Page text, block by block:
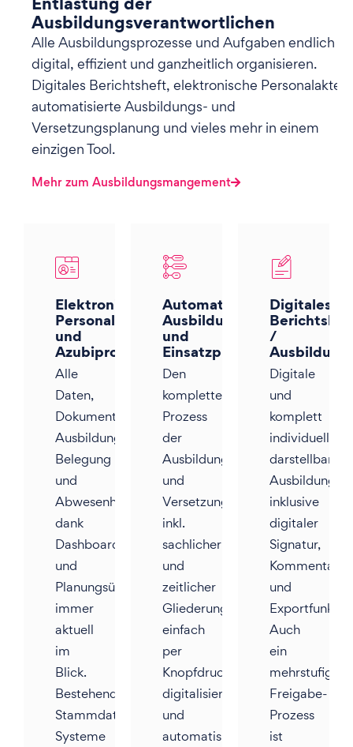
Ausbildungsverantwortlichen
Alle Ausbildungsprozesse und Aufgaben endlich
digital, effizient und ganzheitlich organisieren.
Digitales Berichtsheft, elektronische Personalakte,
automatisierte Ausbildungs- und
Versetzungsplanung und vieles mehr in einem
einzigen Tool.
Mehr zum Ausbildungsmangement
Elektronische
Personalakte
und
Azubiprofile
Alle
Daten,
Dokumente,
Ausbildungsfortschritte,
Belegung
und
Abwesenheiten
dank
Dashboard
und
Planungsübersicht
immer
aktuell
im
Blick.
Bestehende
Stammdaten-
Systeme
Automatisierte
Ausbildungs-
und
Einsatzplanung
Den
kompletten
Prozess
der
Ausbildungs-
und
Versetzungsplanung
inkl.
sachlicher
und
zeitlicher
Gliederung
einfach
per
Knopfdruck
digitalisieren
und
automatisieren.
Digitales
/
Digitale
und
komplett
individuell
darstellbare
inklusive
digitaler
Signatur,
Kommentar-
und
Auch
ein
mehrstufiger
Freigabe-
Prozess
ist